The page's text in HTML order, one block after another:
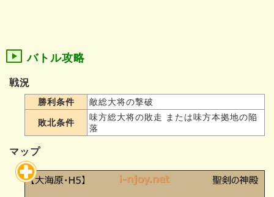
バトル攻略
戦況
勝利条件 敵総大将の撃破
敗北条件
味方総大将の敗走 または味方本拠地の陥
落
マップ